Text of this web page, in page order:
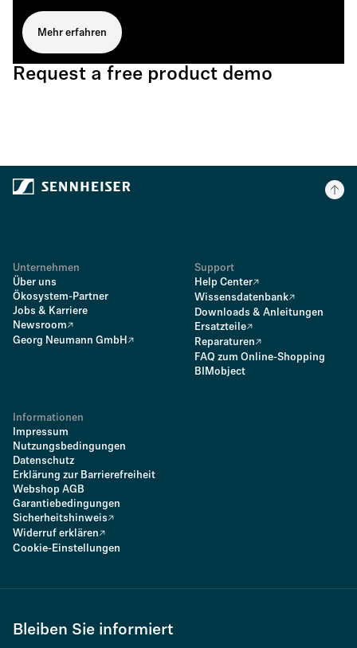
Mehr erfahren
Request a free product demo
Unternehmen
Über uns
Ökosystem-Partner
Jobs & Karriere
Newsroom
Georg Neumann GmbH
Support
Help Center
Wissensdatenbank
Downloads & Anleitungen
Ersatzteile
Reparaturen
FAQ zum Online-Shopping
BIMobject
Informationen
Impressum
Nutzungsbedingungen
Datenschutz
Erklärung zur Barrierefreiheit
Webshop AGB
Garantiebedingungen
Sicherheitshinweis
Widerruf erklären
Cookie-Einstellungen
Bleiben Sie informiert